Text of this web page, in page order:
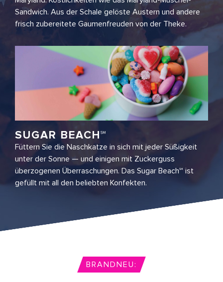
Sandwich. Aus der Schale gelöste Austern und andere
frisch zubereitete Gaumenfreuden von der Theke.
SUGAR BEACH℠
Füttern Sie die Naschkatze in sich mit jeder Süßigkeit
unter der Sonne — und einigen mit Zuckerguss
überzogenen Überraschungen. Das Sugar Beach℠ ist
gefüllt mit all den beliebten Konfekten.
BRANDNEU: